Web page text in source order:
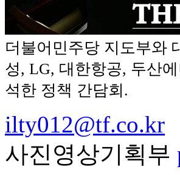
더불어민주당 지도부와
성, LG, 대한항공, 두산
석한 정책 간담회.
ilty012@tf.co.kr
사진영상기획부